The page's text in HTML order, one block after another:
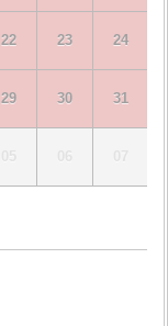
22 23 24
29 30 31
05 06